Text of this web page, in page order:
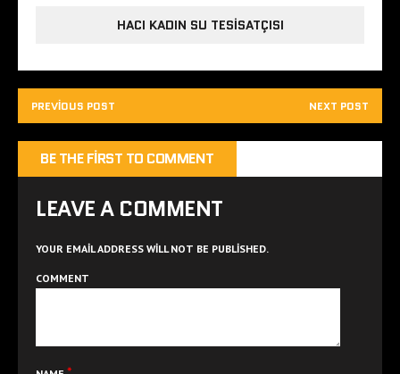
HACI KADIN SU TESISATÇISI
PREVIOUS POST NEXT POST
BE THE FIRST TO COMMENT
LEAVE A COMMENT
YOUR EMAIL ADDRESS WILL NOT BE PUBLISHED.
COMMENT